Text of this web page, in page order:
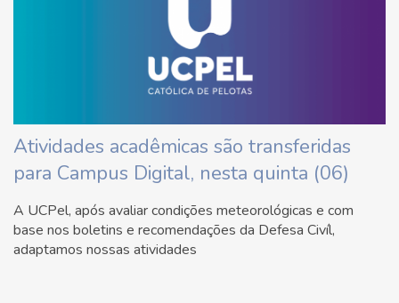
Atividades acadêmicas são transferidas
para Campus Digital, nesta quinta (06)
A UCPel, após avaliar condições meteorológicas e com
base nos boletins e recomendações da Defesa Civíl,
adaptamos nossas atividades